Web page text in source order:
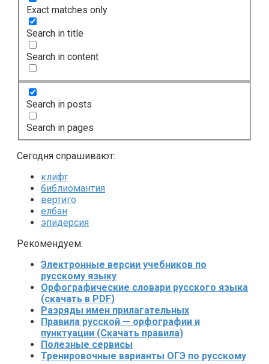
Exact matches only
Search in title
Search in content
Search in posts
Search in pages
Сегодня спрашивают:
клифт
библиомантия
вертиго
елбан
эпидерсия
Рекомендуем:
Электронные версии учебников по
русскому языку
Орфографические словари русского языка
(скачать в PDF)
Разряды имен прилагательных
Правила русской — орфографии и
пунктуации (Скачать правила)
Полезные сервисы
Тренировочные варианты ОГЭ по русскому